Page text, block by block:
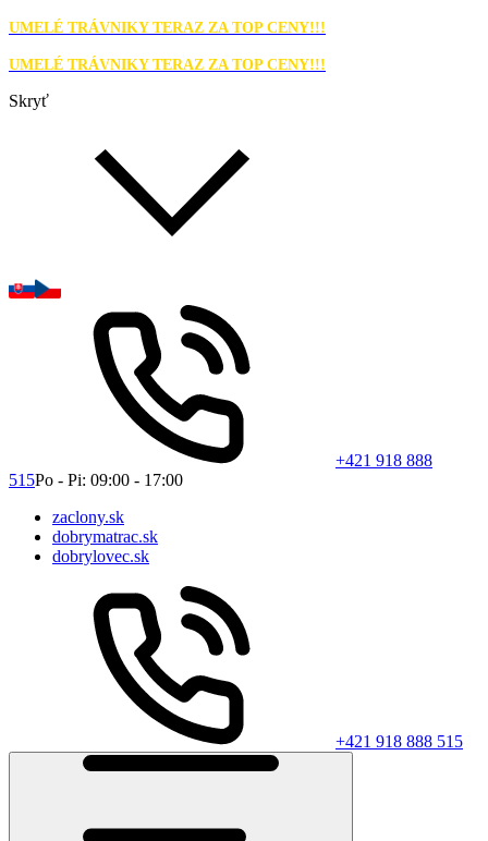
UMELÉ TRÁVNIKY TERAZ ZA TOP CENY!!!
UMELÉ TRÁVNIKY TERAZ ZA TOP CENY!!!
Skryť
+421 918 888
515Po - Pi: 09:00 - 17:00
zaclony.sk
dobrymatrac.sk
dobrylovec.sk
+421 918 888 515